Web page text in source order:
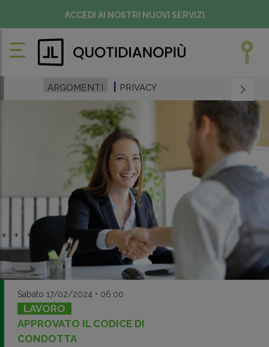
ACCEDI AI NOSTRI NUOVI SERVIZI
ARGOMENTI PRIVACY
Sabato 17/02/2024 • 06:00
LAVORO
APPROVATO IL CODICE DI
CONDOTTA